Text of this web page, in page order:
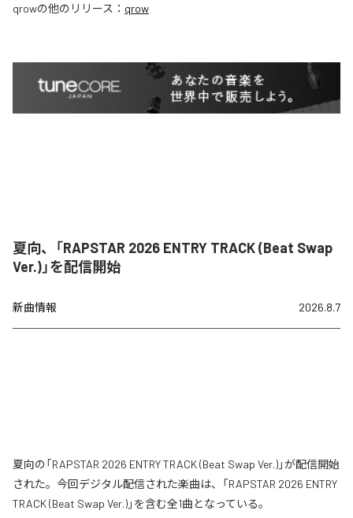
qrowの他のリリース： qrow
夏向、「RAPSTAR 2026 ENTRY TRACK (Beat Swap
Ver.)」を配信開始
新曲情報 2026.8.7
夏向の「RAPSTAR 2026 ENTRY TRACK (Beat Swap Ver.)」が配信開始
された。今回デジタル配信された楽曲は、「RAPSTAR 2026 ENTRY
TRACK (Beat Swap Ver.)」を含む全1曲となっている。